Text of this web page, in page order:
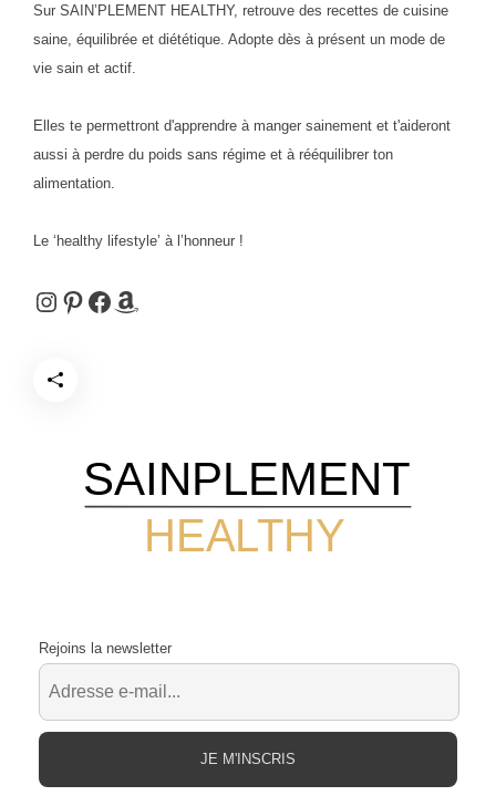
Sur SAIN’PLEMENT HEALTHY, retrouve des recettes de cuisine
saine, équilibrée et diététique. Adopte dès à présent un mode de
vie sain et actif.
Elles te permettront d'apprendre à manger sainement et t'aideront
aussi à perdre du poids sans régime et à rééquilibrer ton
alimentation.
Le ‘healthy lifestyle’ à l’honneur !
Instagram
Pinterest
Facebook
Amazon
HEALTHY
SAINPLEMENT
Rejoins la newsletter
JE M'INSCRIS